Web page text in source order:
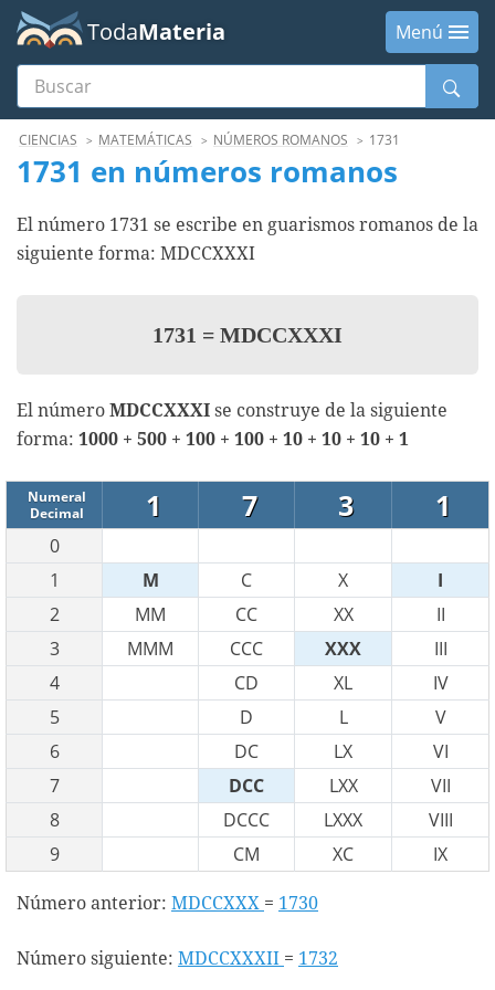
TodaMateria
Menú
Buscar
MenúCIENCIAS MATEMÁTICAS NÚMEROS ROMANOS 1731
1731 en números romanos
El número 1731 se escribe en guarismos romanos de la
siguiente forma: MDCCXXXI
1731 = MDCCXXXI
El número MDCCXXXI se construye de la siguiente
forma: 1000 + 500 + 100 + 100 + 10 + 10 + 10 + 1
Numeral
Decimal
1 7 3 1
0
1
M C X
I
2
MM CC XX
II
3
MMM CCC XXX
III
4
CD XL
IV
5
D L
V
6
DC LX
VI
7
DCC LXX
VII
8
DCCC LXXX
VIII
9
CM XC IX
Número anterior: MDCCXXX = 1730
Número siguiente: MDCCXXXII = 1732